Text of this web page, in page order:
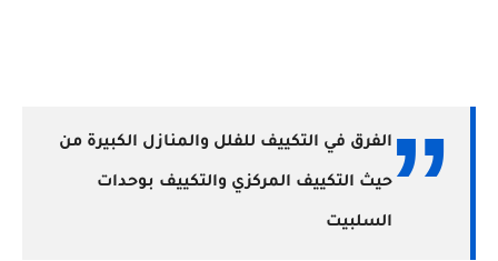
الفرق في التكييف للفلل والمنازل الكبيرة من
حيث التكييف المركزي والتكييف بوحدات
السلبيت